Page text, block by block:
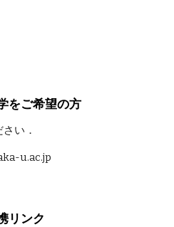
をご希望の方
い．
u.ac.jp
リンク